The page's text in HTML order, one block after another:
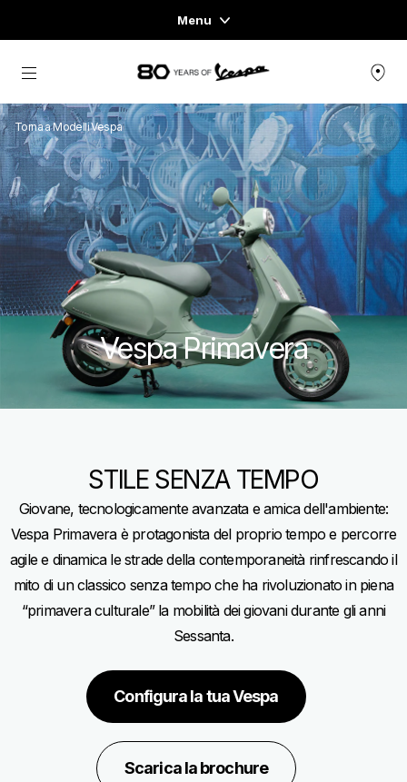
Menu
Home
GAMMA VEICOLI
ABBIGLIAMENTO E LIFESTYLE
ESPERIENZE
CONCEPT STORE
Vai al contenuto principale
Torna a Modelli Vespa
Vespa Primavera
STILE SENZA TEMPO
Giovane, tecnologicamente avanzata e amica dell'ambiente:
Vespa Primavera è protagonista del proprio tempo e percorre
agile e dinamica le strade della contemporaneità rinfrescando il
mito di un classico senza tempo che ha rivoluzionato in piena
“primavera culturale” la mobilità dei giovani durante gli anni
Sessanta.
Configura la tua Vespa
Scarica la brochure